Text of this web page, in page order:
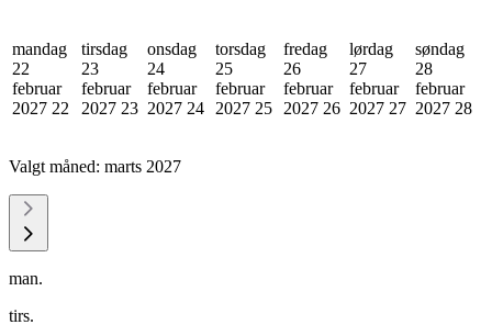
mandag
22
februar
2027 22
tirsdag
23
februar
2027 23
onsdag
24
februar
2027 24
torsdag
25
februar
2027 25
fredag
26
februar
2027 26
lørdag
27
februar
2027 27
søndag
28
februar
2027 28
Valgt måned: marts 2027
man.
tirs.